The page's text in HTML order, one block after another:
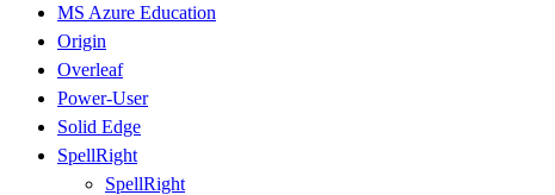
MS Azure Education
Origin
Overleaf
Power-User
Solid Edge
SpellRight
SpellRight